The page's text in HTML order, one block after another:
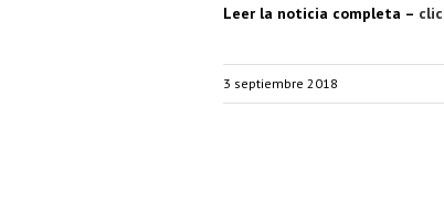
Leer la noticia completa –
3 septiembre 2018